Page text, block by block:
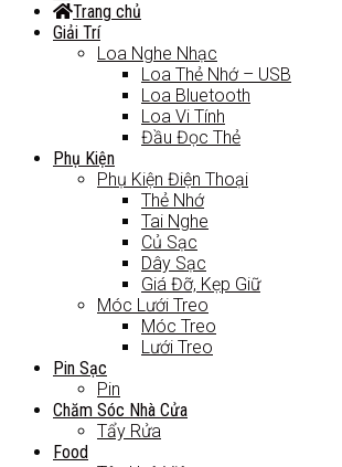
Trang chủ
Giải Trí
Loa Nghe Nhạc
Loa Thẻ Nhớ – USB
Loa Bluetooth
Loa Vi Tính
Đầu Đọc Thẻ
Phụ Kiện
Phụ Kiện Điện Thoại
Thẻ Nhớ
Tai Nghe
Củ Sạc
Dây Sạc
Giá Đỡ, Kẹp Giữ
Móc Lưới Treo
Móc Treo
Lưới Treo
Pin Sạc
Pin
Chăm Sóc Nhà Cửa
Tẩy Rửa
Food